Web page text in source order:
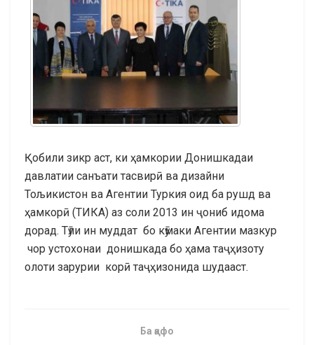
Қобили зикр аст, ки ҳамкории Донишкадаи
давлатии санъати тасвирӣ ва дизайни
Тољикистон ва Агентии Туркия оид ба рушд ва
ҳамкорӣ (ТИКА) аз соли 2013 ин ҷониб идома
дорад. Тӯли ин муддат бо кӯмаки Агентии мазкур
чор устохонаи донишкада бо ҳама таҷҳизоту
олоти зарурии корӣ таҷҳизонида шудааст.
Ба қафо